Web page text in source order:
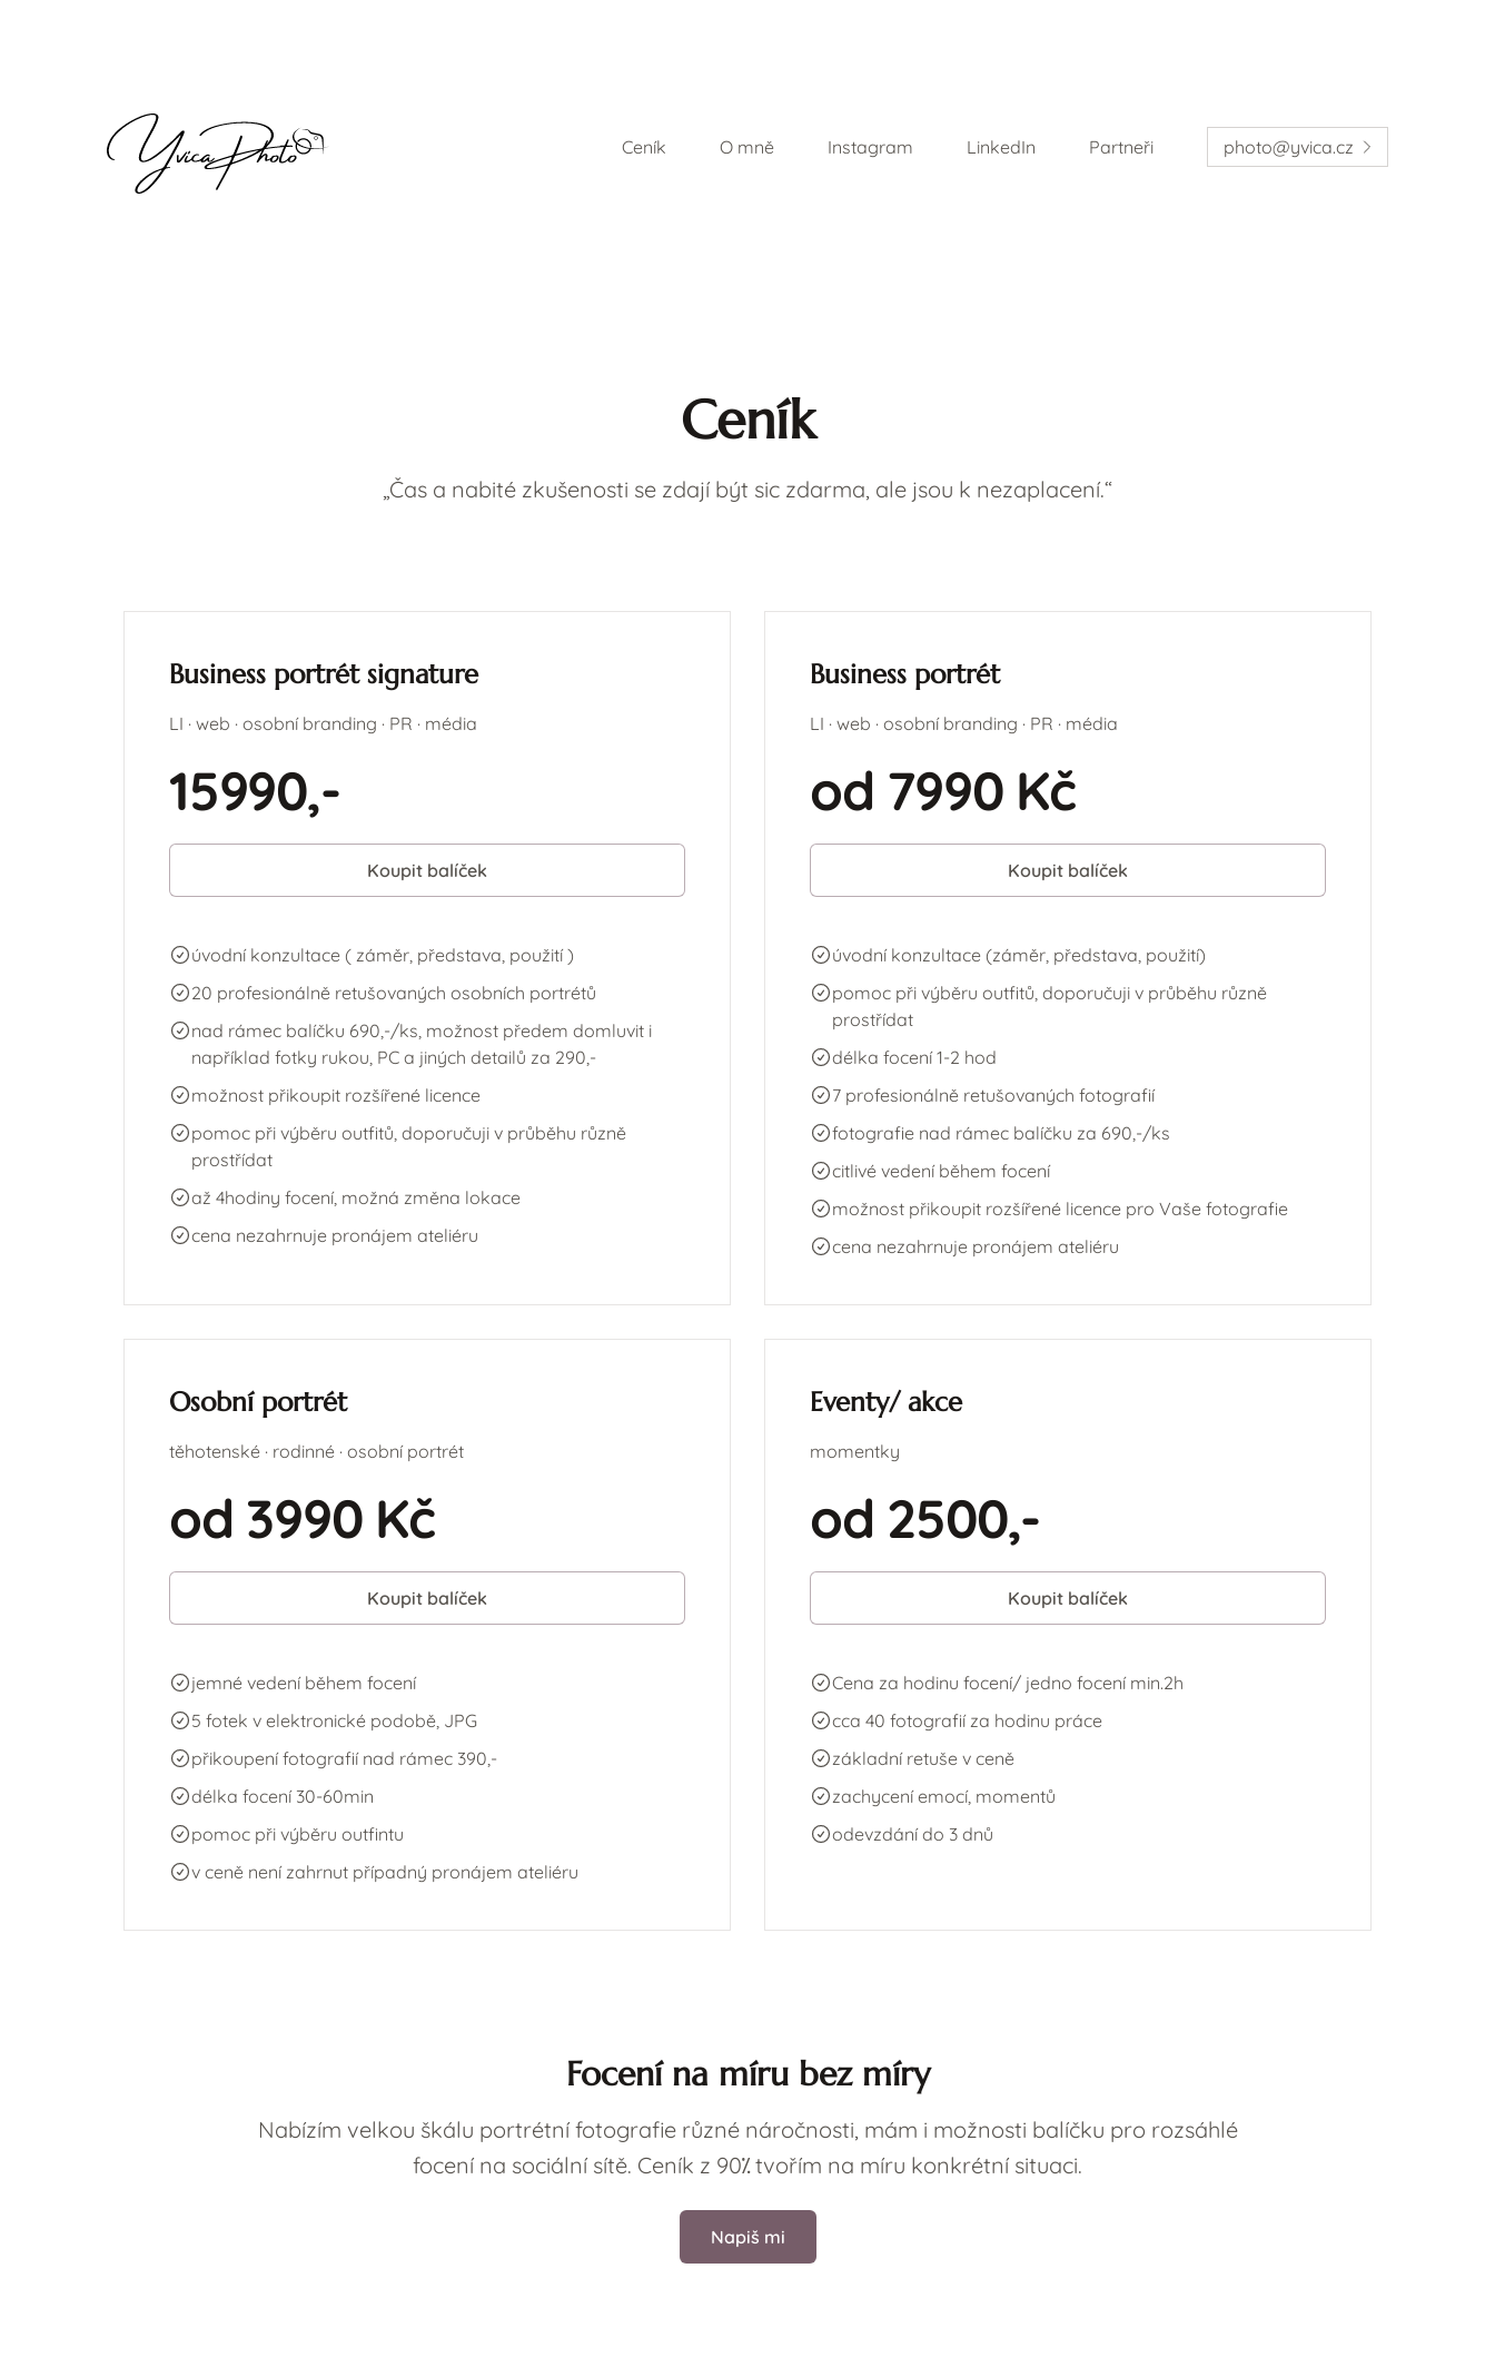
Ceník O mně Instagram LinkedIn Partneři photo@yvica.cz
Ceník
„Čas a nabité zkušenosti se zdají být sic zdarma, ale jsou k nezaplacení.“
Business portrét signature
LI · web · osobní branding · PR · média
15990,-
Koupit balíček
úvodní konzultace ( záměr, představa, použití )
20 profesionálně retušovaných osobních portrétů
nad rámec balíčku 690,-/ks, možnost předem domluvit i
například fotky rukou, PC a jiných detailů za 290,-
možnost přikoupit rozšířené licence
pomoc při výběru outfitů, doporučuji v průběhu různě
prostřídat
až 4hodiny focení, možná změna lokace
cena nezahrnuje pronájem ateliéru
Business portrét
LI · web · osobní branding · PR · média
od 7990 Kč
Koupit balíček
úvodní konzultace (záměr, představa, použití)
pomoc při výběru outfitů, doporučuji v průběhu různě
prostřídat
délka focení 1-2 hod
7 profesionálně retušovaných fotografií
fotografie nad rámec balíčku za 690,-/ks
citlivé vedení během focení
možnost přikoupit rozšířené licence pro Vaše fotografie
cena nezahrnuje pronájem ateliéru
Osobní portrét
těhotenské · rodinné · osobní portrét
od 3990 Kč
Koupit balíček
jemné vedení během focení
5 fotek v elektronické podobě, JPG
přikoupení fotografií nad rámec 390,-
délka focení 30-60min
pomoc při výběru outfintu
v ceně není zahrnut případný pronájem ateliéru
Eventy/ akce
momentky
od 2500,-
Koupit balíček
Cena za hodinu focení/ jedno focení min.2h
cca 40 fotografií za hodinu práce
základní retuše v ceně
zachycení emocí, momentů
odevzdání do 3 dnů
Focení na míru bez míry
Nabízím velkou škálu portrétní fotografie různé náročnosti, mám i možnosti balíčku pro rozsáhlé
focení na sociální sítě. Ceník z 90⁒ tvořím na míru konkrétní situaci.
Napiš mi